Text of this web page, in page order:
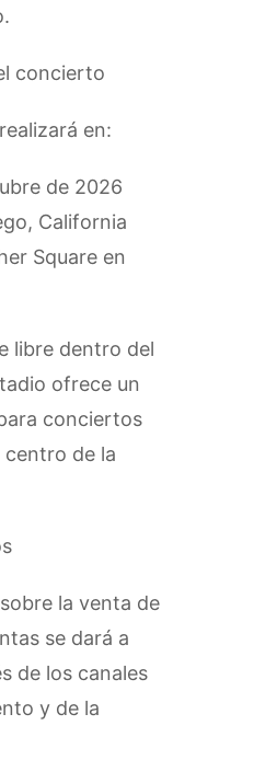
concierto
en:
de 2026
California
Square en
libre dentro del
ofrece un
conciertos
de la
la venta de
se dará a
de los canales
y de la